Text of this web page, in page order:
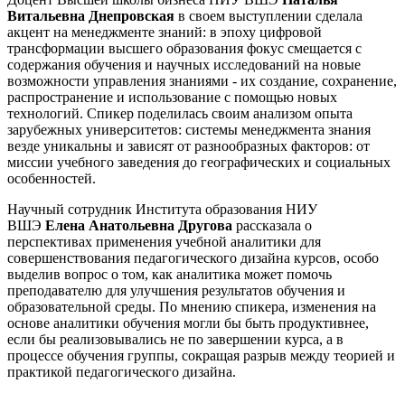
Витальевна Днепровская в своем выступлении сделала
акцент на менеджменте знаний: в эпоху цифровой
трансформации высшего образования фокус смещается с
содержания обучения и научных исследований на новые
возможности управления знаниями - их создание, сохранение,
распространение и использование с помощью новых
технологий. Спикер поделилась своим анализом опыта
зарубежных университетов: системы менеджмента знания
везде уникальны и зависят от разнообразных факторов: от
миссии учебного заведения до географических и социальных
особенностей.
Научный сотрудник Института образования НИУ
ВШЭ Елена Анатольевна Другова рассказала о
перспективах применения учебной аналитики для
совершенствования педагогического дизайна курсов, особо
выделив вопрос о том, как аналитика может помочь
преподавателю для улучшения результатов обучения и
образовательной среды. По мнению спикера, изменения на
основе аналитики обучения могли бы быть продуктивнее,
если бы реализовывались не по завершении курса, а в
процессе обучения группы, сокращая разрыв между теорией и
практикой педагогического дизайна.